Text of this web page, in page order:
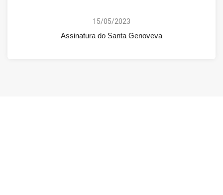
15/05/2023
Assinatura do Santa Genoveva